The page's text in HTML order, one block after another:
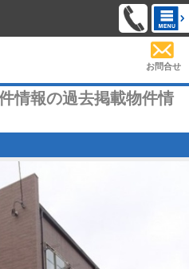
お問合せ
情報の過去掲載物件情